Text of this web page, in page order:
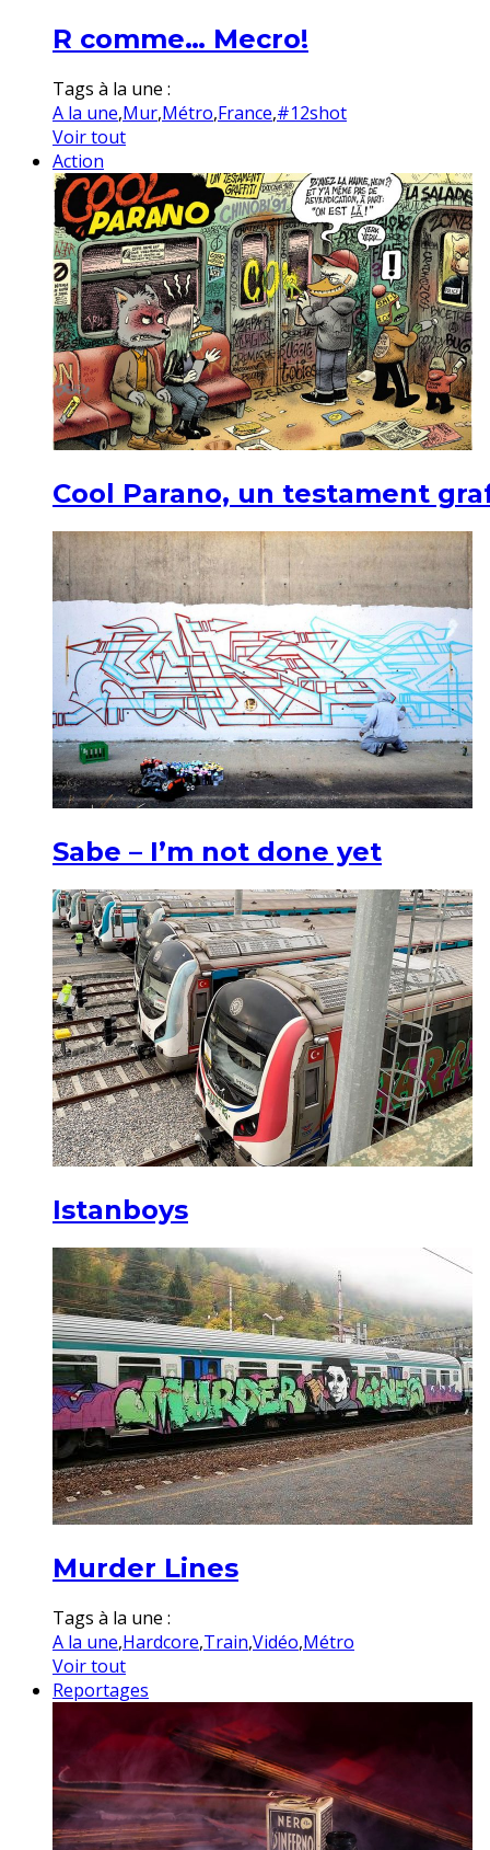
R comme… Mecro!
Tags à la une :
A la une,Mur,Métro,France,#12shot
Voir tout
Action
Cool Parano, un testament
Sabe – I’m not done yet
Istanboys
Murder Lines
Tags à la une :
A la une,Hardcore,Train,Vidéo,Métro
Voir tout
Reportages